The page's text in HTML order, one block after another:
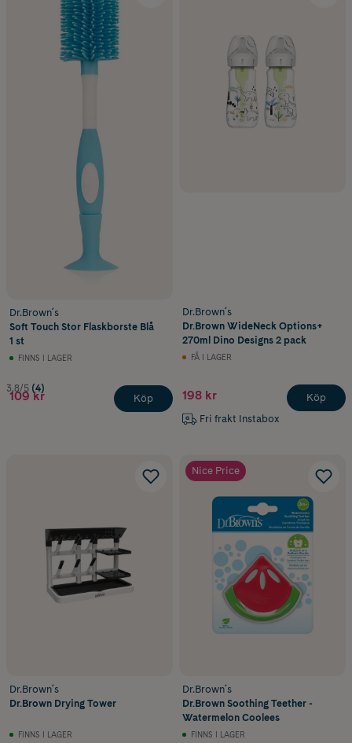
Dr.Brown´s
Soft Touch Stor Flaskborste Blå
1 st
FINNS I LAGER
3.8/5 (4)
109 kr Köp
Dr.Brown´s
Dr.Brown WideNeck Options+
270ml Dino Designs 2 pack
FÅ I LAGER
198 kr
Fri frakt Instabox
Köp
Dr.Brown´s
Dr.Brown Drying Tower
FINNS I LAGER
Nice Price
Dr.Brown´s
Dr.Brown Soothing Teether -
Watermelon Coolees
FINNS I LAGER